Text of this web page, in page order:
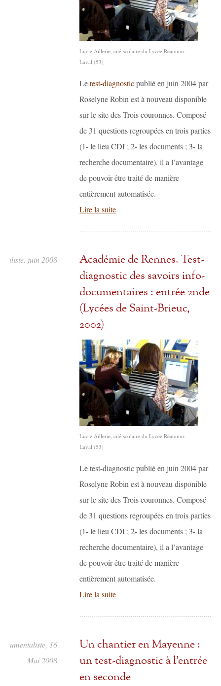
Lucie Aillerie, cité scolaire du Lycée Réaumur.
Laval (53)
Letest-diagnosticpublié en juin 2004 par
Roselyne Robin est à nouveau disponible
sur le site des Trois couronnes. Composé
de 31 questions regroupées en trois parties
(1- le lieu CDI ; 2- les documents ; 3- la
recherche documentaire), il a l’avantage
de pouvoir être traité de manière
entièrement automatisée.
Lire la suite
juin 2008
Académie de Rennes. Test-
diagnostic des savoirs info-
documentaires : entrée 2nde
(Lycées de Saint-Brieuc,
2002)
Lucie Aillerie, cité scolaire du Lycée Réaumur.
Laval (53)
Le test-diagnostic publié en juin 2004 par
Roselyne Robin est à nouveau disponible
sur le site des Trois couronnes. Composé
de 31 questions regroupées en trois parties
(1- le lieu CDI ; 2- les documents ; 3- la
recherche documentaire), il a l’avantage
de pouvoir être traité de manière
entièrement automatisée.
Lire la suite
16
Mai 2008
Un chantier en Mayenne :
un test-diagnostic à l’entrée
en seconde